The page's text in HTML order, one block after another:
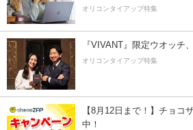
オリコンタイアップ特集
『VIVANT』限定ウオッチ
オリコンタイアップ特集
【8月12日まで！】チョコ
中！